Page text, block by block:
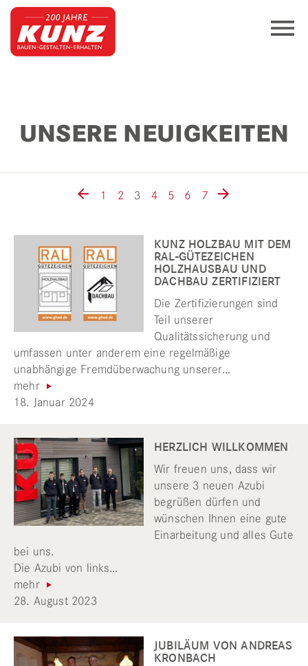
UNSERE NEUIGKEITEN
1 2 3 4 5 6 7
KUNZ HOLZBAU MIT DEM
RAL-GÜTEZEICHEN
HOLZHAUSBAU UND
DACHBAU ZERTIFIZIERT
Die Zertifizierungen sind
Teil unserer
Qualitätssicherung und
umfassen unter anderem eine regelmäßige
unabhängige Fremdüberwachung unserer…
mehr
18. Januar 2024
HERZLICH WILLKOMMEN
Wir freuen uns, dass wir
unsere 3 neuen Azubi
begrüßen dürfen und
wünschen Ihnen eine gute
Einarbeitung und alles Gute
bei uns.
Die Azubi von links…
mehr
28. August 2023
JUBILÄUM VON ANDREAS
KRONBACH